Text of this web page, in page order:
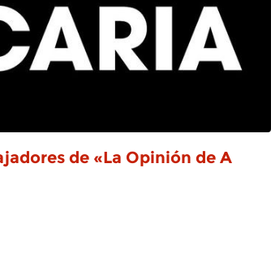
de «La Opinión de A